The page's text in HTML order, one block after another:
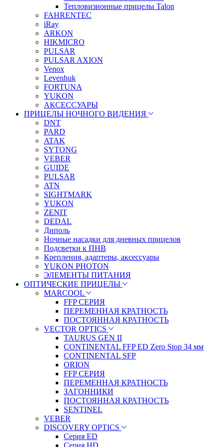
Тепловизионные прицелы Talon
FAHRENTEC
iRay
ARKON
HIKMICRO
PULSAR
PULSAR AXION
Venox
Levenhuk
FORTUNA
YUKON
АКСЕССУАРЫ
ПРИЦЕЛЫ НОЧНОГО ВИДЕНИЯ
DNT
PARD
ATAK
SYTONG
VEBER
GUIDE
PULSAR
ATN
SIGHTMARK
YUKON
ZENIT
DEDAL
Диполь
Ночные насадки для дневных прицелов
Подсветки к ПНВ
Крепления, адаптеры, аксессуары
YUKON PHOTON
ЭЛЕМЕНТЫ ПИТАНИЯ
ОПТИЧЕСКИЕ ПРИЦЕЛЫ
MARCOOL
FFP СЕРИЯ
ПЕРЕМЕННАЯ КРАТНОСТЬ
ПОСТОЯННАЯ КРАТНОСТЬ
VECTOR OPTICS
TAURUS GEN II
CONTINENTAL FFP ED Zero Stop 34 мм
CONTINENTAL SFP
ORION
FFP СЕРИЯ
ПЕРЕМЕННАЯ КРАТНОСТЬ
ЗАГОННИКИ
ПОСТОЯННАЯ КРАТНОСТЬ
SENTINEL
VEBER
DISCOVERY OPTICS
Серия ED